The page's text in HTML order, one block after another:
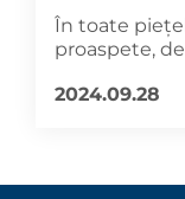
În toate
proaspete,
2024.09.28